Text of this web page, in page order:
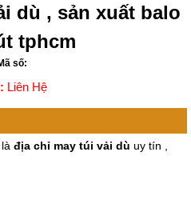
dù , sản xuất balo
tphcm
số:
Liên Hệ
địa chỉ may túi vải dù uy tín ,